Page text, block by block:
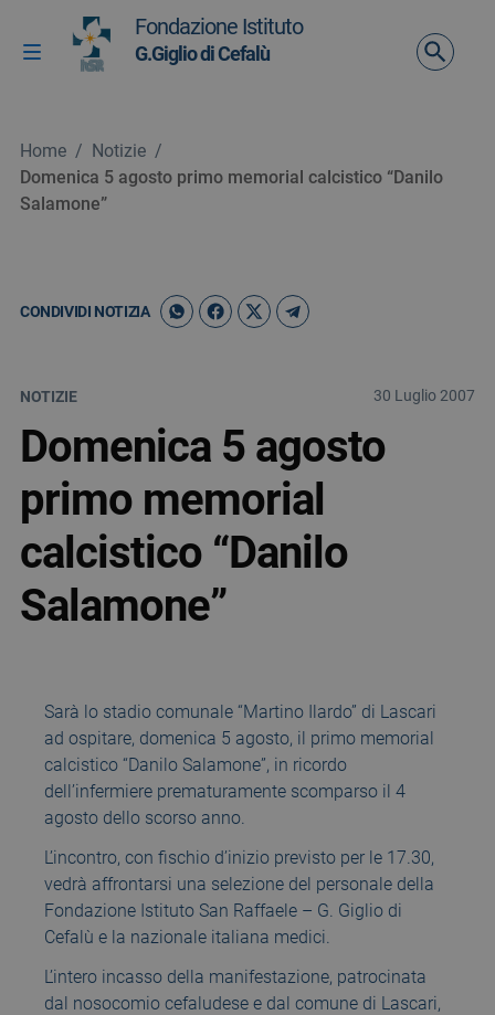
Vai ai contenuti
Vai al menu di navigazione
Vai al footer
Attiva / disattiva la navigazione
Fondazione Istituto
G.Giglio di Cefalù
Home / Notizie /
Domenica 5 agosto primo memorial calcistico “Danilo
Salamone”
CONDIVIDI NOTIZIA
NOTIZIE 30 Luglio 2007
Domenica 5 agosto
primo memorial
calcistico “Danilo
Salamone”
Sarà lo stadio comunale “Martino Ilardo” di Lascari
ad ospitare, domenica 5 agosto, il primo memorial
calcistico “Danilo Salamone”, in ricordo
dell’infermiere prematuramente scomparso il 4
agosto dello scorso anno.
L’incontro, con fischio d’inizio previsto per le 17.30,
vedrà affrontarsi una selezione del personale della
Fondazione Istituto San Raffaele – G. Giglio di
Cefalù e la nazionale italiana medici.
L’intero incasso della manifestazione, patrocinata
dal nosocomio cefaludese e dal comune di Lascari,